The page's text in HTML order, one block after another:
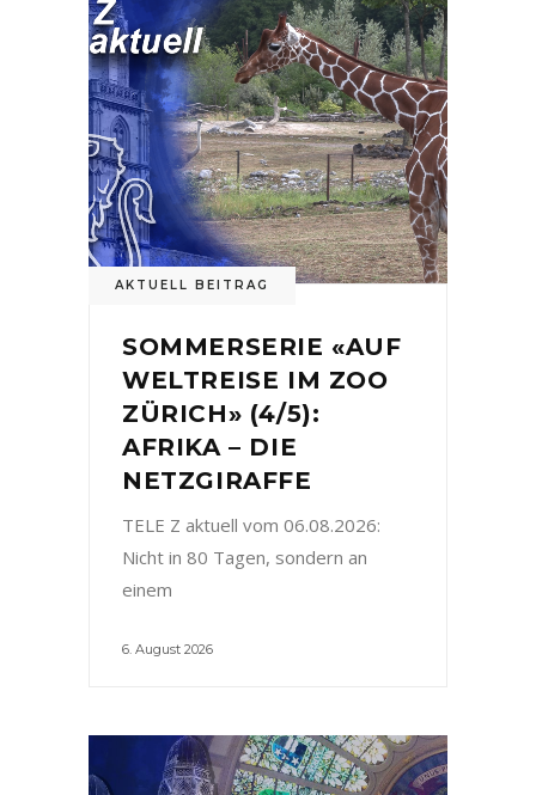
AKTUELL BEITRAG
SOMMERSERIE «AUF
WELTREISE IM ZOO
ZÜRICH» (4/5):
AFRIKA – DIE
NETZGIRAFFE
TELE Z aktuell vom 06.08.2026:
Nicht in 80 Tagen, sondern an
einem
6. August 2026